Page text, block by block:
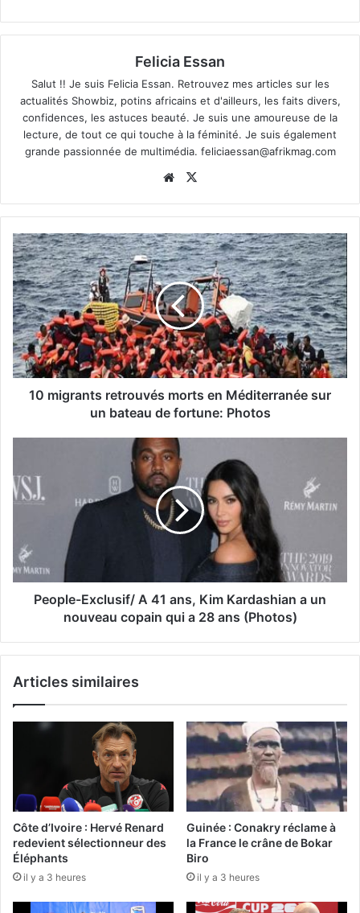
Felicia Essan
Salut !! Je suis Felicia Essan. Retrouvez mes articles sur les
actualités Showbiz, potins africains et d'ailleurs, les faits divers,
confidences, les astuces beauté. Je suis une amoureuse de la
lecture, de tout ce qui touche à la féminité. Je suis également
grande passionnée de multimédia. feliciaessan@afrikmag.com
Website
10 migrants retrouvés morts en Méditerranée sur
un bateau de fortune: Photos
People-Exclusif/ A 41 ans, Kim Kardashian a un
nouveau copain qui a 28 ans (Photos)
Articles similaires
Côte d’Ivoire : Hervé Renard
redevient sélectionneur des
Éléphants
il y a 3 heures
Guinée : Conakry réclame à
la France le crâne de Bokar
Biro
il y a 3 heures